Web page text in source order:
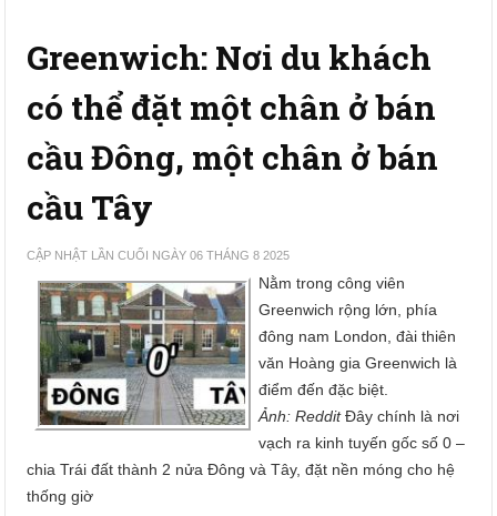
Greenwich: Nơi du khách
có thể đặt một chân ở bán
cầu Đông, một chân ở bán
cầu Tây
CẬP NHẬT LẦN CUỐI NGÀY 06 THÁNG 8 2025
Nằm trong công viên
Greenwich rộng lớn, phía
đông nam London, đài thiên
văn Hoàng gia Greenwich là
điểm đến đặc biệt.
Ảnh: RedditĐây chính là nơi
vạch ra kinh tuyến gốc số 0 –
chia Trái đất thành 2 nửa Đông và Tây, đặt nền móng cho hệ
thống giờ